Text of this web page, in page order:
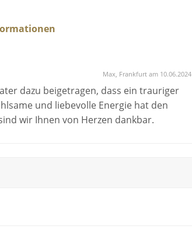
Max, Frankfurt am 10.06.2024
dazu beigetragen, dass ein trauriger
und liebevolle Energie hat den
wir Ihnen von Herzen dankbar.